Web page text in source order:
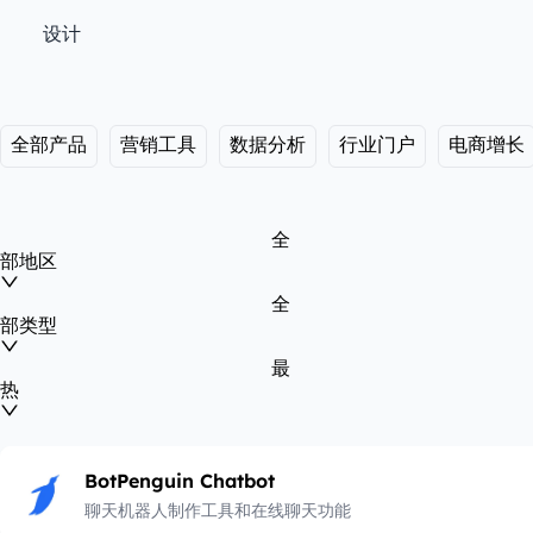
设计
全部产品 营销工具 数据分析 行业门户 电商增长
全
部地区
全
部类型
最
热
BotPenguin Chatbot
聊天机器人制作工具和在线聊天功能